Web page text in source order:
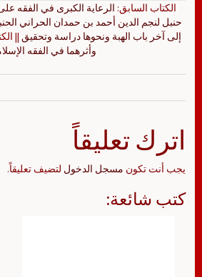
الكتاب السابق: الرعاية الكبرى في الفقه
حنبل لنجم الدين أحمد بن حمدان الحراني
إلى آخر باب الهبة ونحوها دراسة وتحقيق ||
وأثرهما في الفقه
اترك تعليقاً
يجب أنت تكون مسجل الدخول لتضيف تعليقاً.
كتب شائعة: